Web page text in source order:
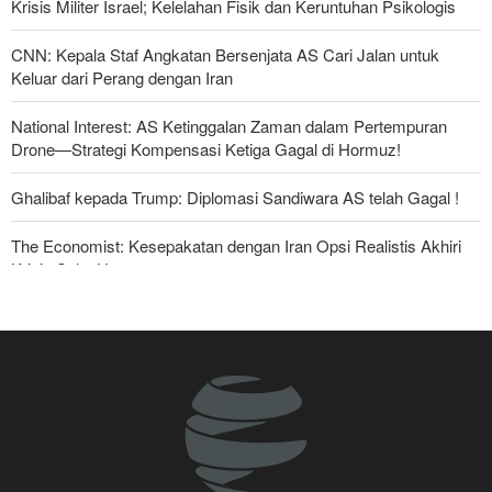
Krisis Militer Israel; Kelelahan Fisik dan Keruntuhan Psikologis
CNN: Kepala Staf Angkatan Bersenjata AS Cari Jalan untuk
Keluar dari Perang dengan Iran
National Interest: AS Ketinggalan Zaman dalam Pertempuran
Drone—Strategi Kompensasi Ketiga Gagal di Hormuz!
Ghalibaf kepada Trump: Diplomasi Sandiwara AS telah Gagal !
The Economist: Kesepakatan dengan Iran Opsi Realistis Akhiri
Krisis Selat Hormuz
Serikat Pekerja Serukan Pencabutan Izin Penggunaan Pangkalan
Inggris oleh AS untuk Serang Iran
Mengapa Lobi Zionis di Amerika Tidak Lagi Seefektif Dulu?